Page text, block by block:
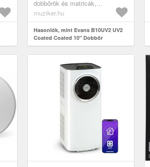
membránok szabadalmaztatott
bevon...
dobbőrök és matricák,
homokszínű dobbőrök, white
muziker.hu
Hasonlók, mint Evans B10UV2 UV2
Coated Coated 10" Dobbőr